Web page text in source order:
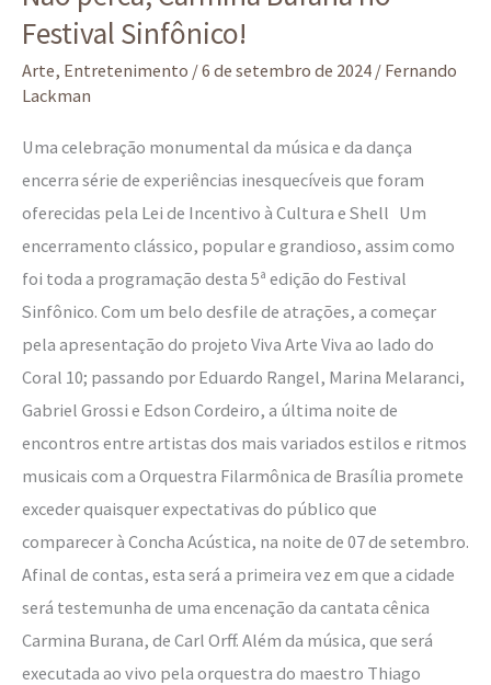
Festival Sinfônico!
Arte, Entretenimento /6 de setembro de 2024 / Fernando
Lackman
Uma celebração monumental da música e da dança
encerra série de experiências inesquecíveis que foram
oferecidas pela Lei de Incentivo à Cultura e Shell Um
encerramento clássico, popular e grandioso, assim como
foi toda a programação desta 5ª edição do Festival
Sinfônico. Com um belo desfile de atrações, a começar
pela apresentação do projeto Viva Arte Viva ao lado do
Coral 10; passando por Eduardo Rangel, Marina Melaranci,
Gabriel Grossi e Edson Cordeiro, a última noite de
encontros entre artistas dos mais variados estilos e ritmos
musicais com a Orquestra Filarmônica de Brasília promete
exceder quaisquer expectativas do público que
comparecer à Concha Acústica, na noite de 07 de setembro.
Afinal de contas, esta será a primeira vez em que a cidade
será testemunha de uma encenação da cantata cênica
Carmina Burana, de Carl Orff. Além da música, que será
executada ao vivo pela orquestra do maestro Thiago